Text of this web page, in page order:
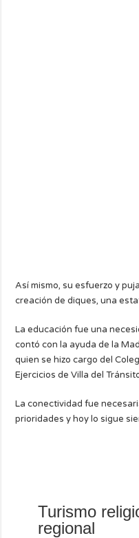
Así mismo, su esfuerzo y
creación de diques, una
La educación fue una
contó con la ayuda de la
quien se hizo cargo del
Ejercicios de Villa del
La conectividad fue
prioridades y hoy lo sigue
Turismo
regional